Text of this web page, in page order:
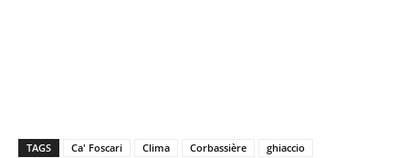
TAGS Ca' Foscari Clima Corbassière
ghiaccio